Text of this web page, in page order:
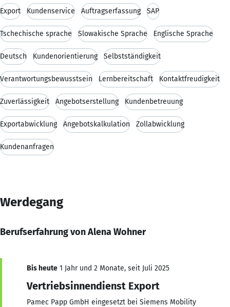
Export Kundenservice Auftragserfassung SAP
Tschechische sprache Slowakische Sprache Englische Sprache
Deutsch Kundenorientierung Selbstständigkeit
Verantwortungsbewusstsein Lernbereitschaft Kontaktfreudigkeit
Zuverlässigkeit Angebotserstellung Kundenbetreuung
Exportabwicklung Angebotskalkulation Zollabwicklung
Kundenanfragen
Werdegang
Berufserfahrung von Alena Wohner
Bis heute 1 Jahr und 2 Monate, seit Juli 2025
Vertriebsinnendienst Export
Pamec Papp GmbH eingesetzt bei Siemens Mobility